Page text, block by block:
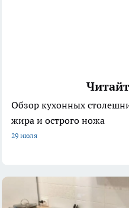
Обзор кухонных
жира и острого ножа
29 июля